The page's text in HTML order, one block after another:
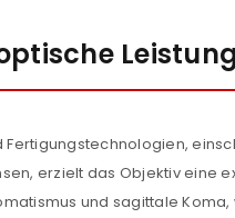
Leistung
erzielt das Objektiv eine
und sagittale Koma,